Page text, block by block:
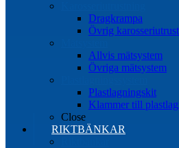
Dragkrampa
Övrig
Allvis mätsystem
Övriga mätsystem
Plastlagningskit
Klammer till
Close
RIKTBÄNKAR